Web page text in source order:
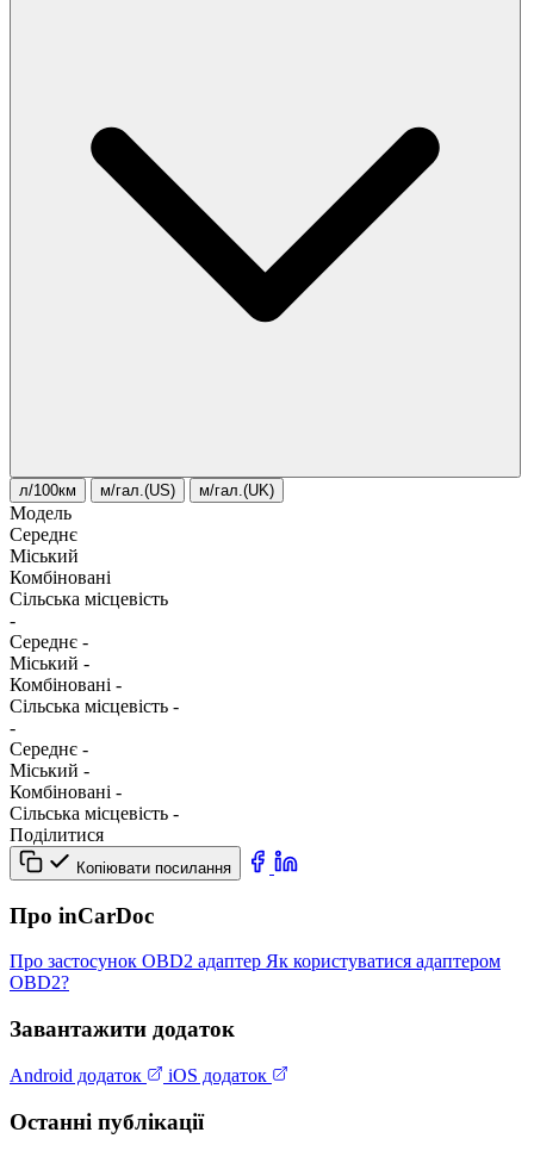
л/100км м/гал.(US) м/гал.(UK)
Модель
Середнє
Міський
Комбіновані
Сільська місцевість
-
Середнє -
Міський -
Комбіновані -
Сільська місцевість -
-
Середнє -
Міський -
Комбіновані -
Сільська місцевість -
Поділитися
Копіювати посилання
Про inCarDoc
Про застосунок OBD2 адаптер Як користуватися адаптером
OBD2?
Завантажити додаток
Android додаток iOS додаток
Останні публікації